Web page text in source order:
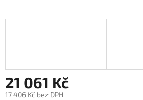
21 061 Kč
17 406 Kč bez DPH